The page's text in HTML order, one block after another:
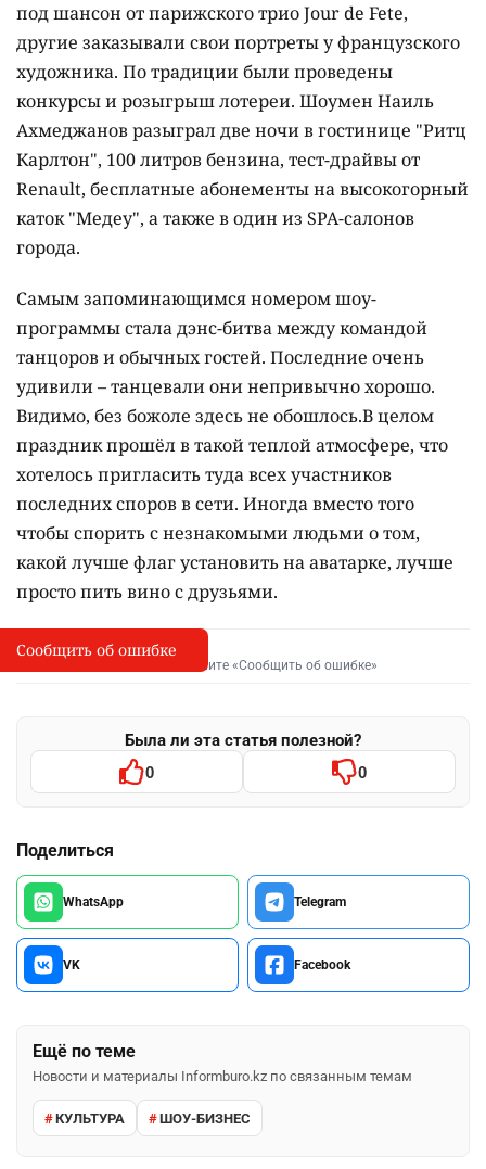
под шансон от парижского трио Jour de Fete,
другие заказывали свои портреты у французского
художника. По традиции были проведены
конкурсы и розыгрыш лотереи. Шоумен Наиль
Ахмеджанов разыграл две ночи в гостинице "Ритц
Карлтон", 100 литров бензина, тест-драйвы от
Renault, бесплатные абонементы на высокогорный
каток "Медеу", а также в один из SPA-салонов
города.
Самым запоминающимся номером шоу-
программы стала дэнс-битва между командой
танцоров и обычных гостей. Последние очень
удивили – танцевали они непривычно хорошо.
Видимо, без божоле здесь не обошлось.В целом
праздник прошёл в такой теплой атмосфере, что
хотелось пригласить туда всех участников
последних споров в сети. Иногда вместо того
чтобы спорить с незнакомыми людьми о том,
какой лучше флаг установить на аватарке, лучше
просто пить вино с друзьями.
I
Сообщить об опечатке
Выделите фрагмент и нажмите «Сообщить об ошибке»
Была ли эта статья полезной?
0 0
Поделиться
WhatsApp Telegram
VK Facebook
Ещё по теме
Новости и материалы Informburo.kz по связанным темам
КУЛЬТУРА ШОУ-БИЗНЕС
Сообщить об ошибке